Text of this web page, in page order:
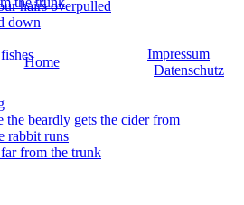
Home
Impressum
Datenschutz